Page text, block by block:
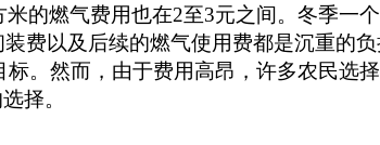
的燃气费用也在2至3元之间。冬季一
费以及后续的燃气使用费都是沉重的
。然而，由于费用高昂，许多农民选
择。